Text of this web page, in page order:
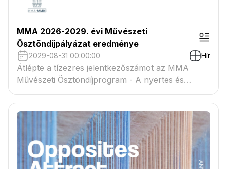
MMA 2026-2029. évi Művészeti
Ösztöndíjpályázat eredménye
2029-08-31 00:00:00 Hír
Átlépte a tízezres jelentkezőszámot az MMA
Művészeti Ösztöndíjprogram - A nyertes és
tartaléklistás pályázók névsora megtekinthető a
csatolmányban